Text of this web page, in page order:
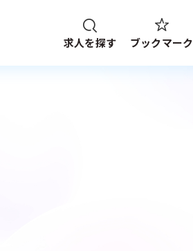
求人を探す ブックマーク